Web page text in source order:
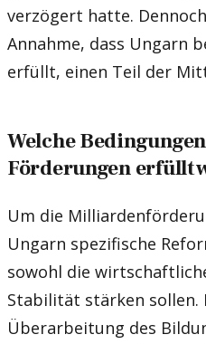
verzögert hatte.
Annahme, dass Ungarn
erfüllt, einen Teil der
Welche
Förderungen erfüllt
Um die
Ungarn spezifische
sowohl die
Stabilität stärken sollen.
Überarbeitung des